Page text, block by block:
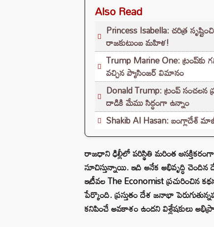
Also Read
Princess Isabella: చరిత్ర
రాజకుటుంబ మహిళ!
Trump Marine One: ట్రంప్‌కు
వచ్చిన ప్యాసింజర్ విమానం
Donald Trump: ట్రంప్
దాడికి మేము సిద్ధంగా ఉన్నాం
Shakib Al Hasan: బంగ్లాదేశ్
రాజధాని ఢిల్లీలో పరిస్థితి మరింత
సూచిస్తున్నాయి. ఇది అనేక అభివృద్ధి
ఇటీవల The Economist ప్రచురించిన
పేర్కొంది. ప్రస్తుతం దేశ జనాభా
కనిపించే అవకాశం ఉందని విశ్లేషకులు